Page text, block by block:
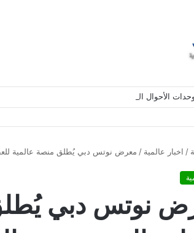
الأحوال المدنية المتنقلة تغطي 26 موقعاً في مناطق المملكة هذا الأسبوع
/ اخبار عالمية / معرض نوتس دبي يُطلق منصة عالمية للعطور
نوتس دبي